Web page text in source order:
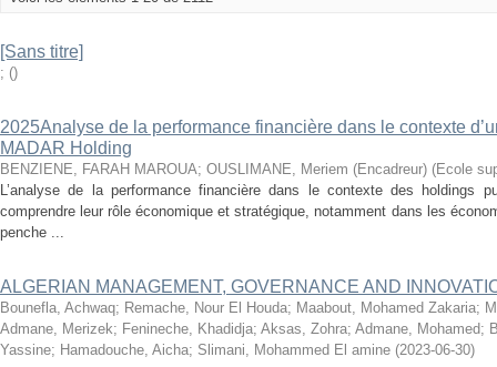
[Sans titre]
; ()
2025Analyse de la performance financière dans le contexte
MADAR Holding
BENZIENE, FARAH MAROUA; OUSLIMANE, Meriem (Encadreur) (Ecole
L’analyse de la performance financière dans le contexte des holdings
comprendre leur rôle économique et stratégique, notamment dans les
penche ...
ALGERIAN MANAGEMENT, GOVERNANCE AND
Bounefla, Achwaq; Remache, Nour El Houda; Maabout, Mohamed Zakaria;
Admane, Merizek; Fenineche, Khadidja; Aksas, Zohra; Admane, Mohamed;
Yassine; Hamadouche, Aicha; Slimani, Mohammed El amine (2023-06-30)